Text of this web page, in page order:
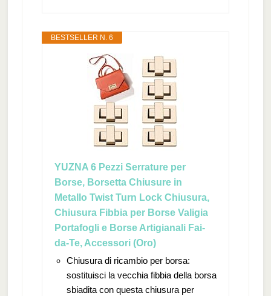
BESTSELLER N. 6
YUZNA 6 Pezzi Serrature per
Borse, Borsetta Chiusure in
Metallo Twist Turn Lock Chiusura,
Chiusura Fibbia per Borse Valigia
Portafogli e Borse Artigianali Fai-
da-Te, Accessori (Oro)
Chiusura di ricambio per borsa:
sostituisci la vecchia fibbia della borsa
sbiadita con questa chiusura per